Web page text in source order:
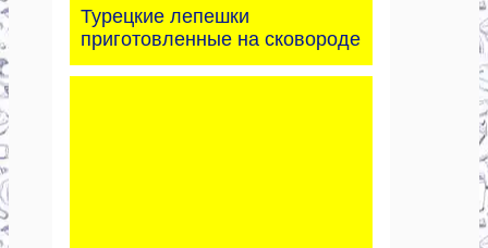
Турецкие лепешки
приготовленные на сковороде